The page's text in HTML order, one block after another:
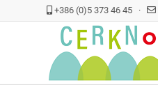
+386 (0)5 373 46 45 ·